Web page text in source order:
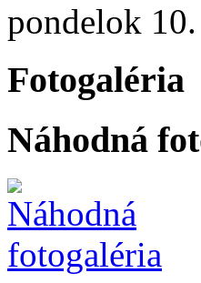
pondelok
Fotogaléria
Náhodná